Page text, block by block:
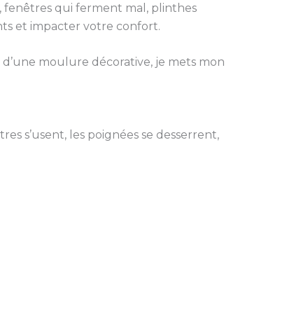
fenêtres qui ferment mal, plinthes
et impacter votre confort.
d’une moulure décorative, je mets mon
s’usent, les poignées se desserrent,